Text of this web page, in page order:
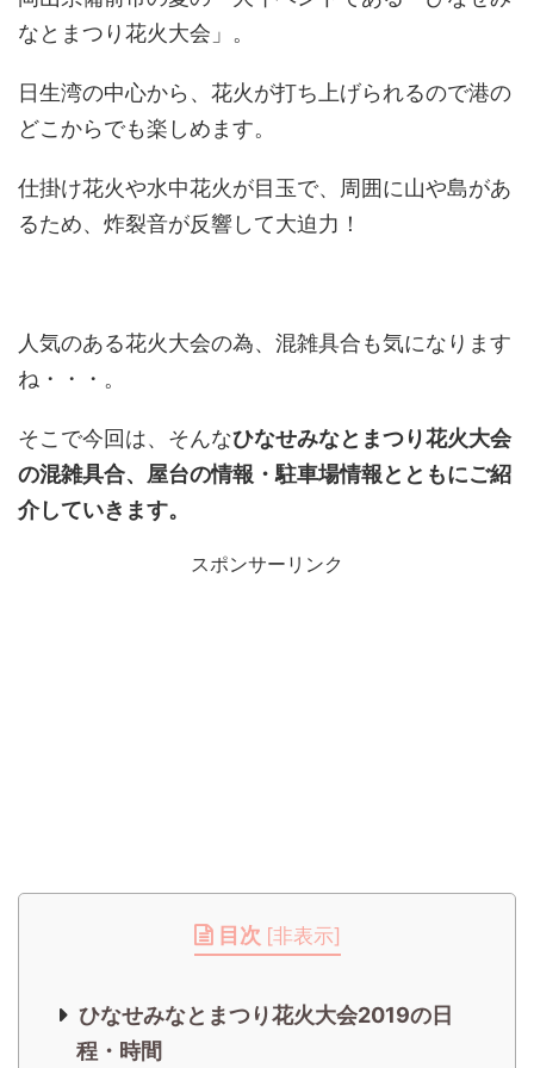
なとまつり花火大会」。
日生湾の中心から、花火が打ち上げられるので港の
どこからでも楽しめます。
仕掛け花火や水中花火が目玉で、周囲に山や島があ
るため、炸裂音が反響して大迫力！
人気のある花火大会の為、混雑具合も気になります
ね・・・。
そこで今回は、そんなひなせみなとまつり花火大会
の混雑具合、屋台の情報・駐車場情報とともにご紹
介していきます。
スポンサーリンク
目次 [非表示]
ひなせみなとまつり花火大会2019の日
程・時間